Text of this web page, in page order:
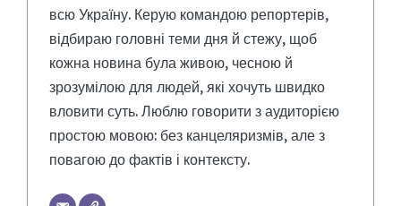
всю Україну. Керую командою репортерів,
відбираю головні теми дня й стежу, щоб
кожна новина була живою, чесною й
зрозумілою для людей, які хочуть швидко
вловити суть. Люблю говорити з аудиторією
простою мовою: без канцеляризмів, але з
повагою до фактів і контексту.